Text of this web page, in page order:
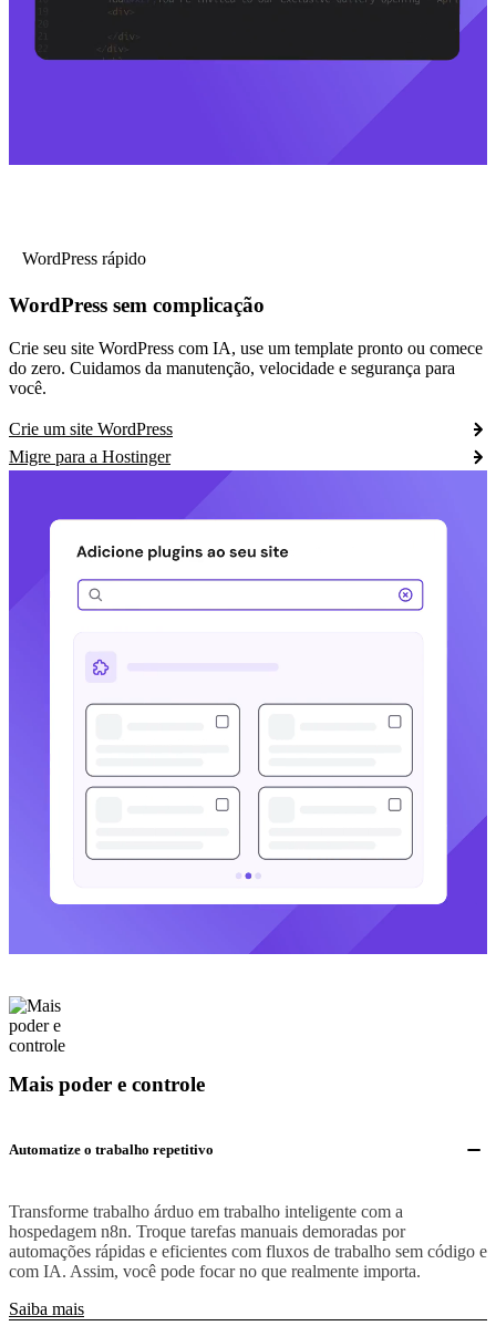
WordPress rápido
WordPress sem complicação
Crie seu site WordPress com IA, use um template pronto ou comece
do zero. Cuidamos da manutenção, velocidade e segurança para
você.
Crie um site WordPress
Migre para a Hostinger
Mais poder e controle
Automatize o trabalho repetitivo
Transforme trabalho árduo em trabalho inteligente com a
hospedagem n8n. Troque tarefas manuais demoradas por
automações rápidas e eficientes com fluxos de trabalho sem código e
com IA. Assim, você pode focar no que realmente importa.
Saiba mais